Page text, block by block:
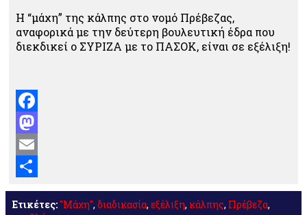
Η “μάχη” της κάλπης στο νομό Πρέβεζας,
αναφορικά με την δεύτερη βουλευτική έδρα που
διεκδικεί ο ΣΥΡΙΖΑ με το ΠΑΣΟΚ, είναι σε εξέλιξη!
Facebook
Mastodon
Email
Μοιραστείτε
Ετικέτες:"Μάχη", διαδικασία, εξέλιξη, κάλπης, Πρέβεζα,